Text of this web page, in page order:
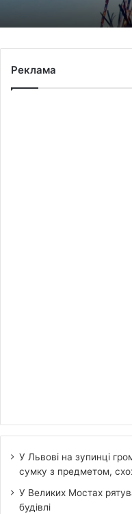
Реклама
У Львові на зупинці
сумку з предметом,
У Великих Мостах
будівлі